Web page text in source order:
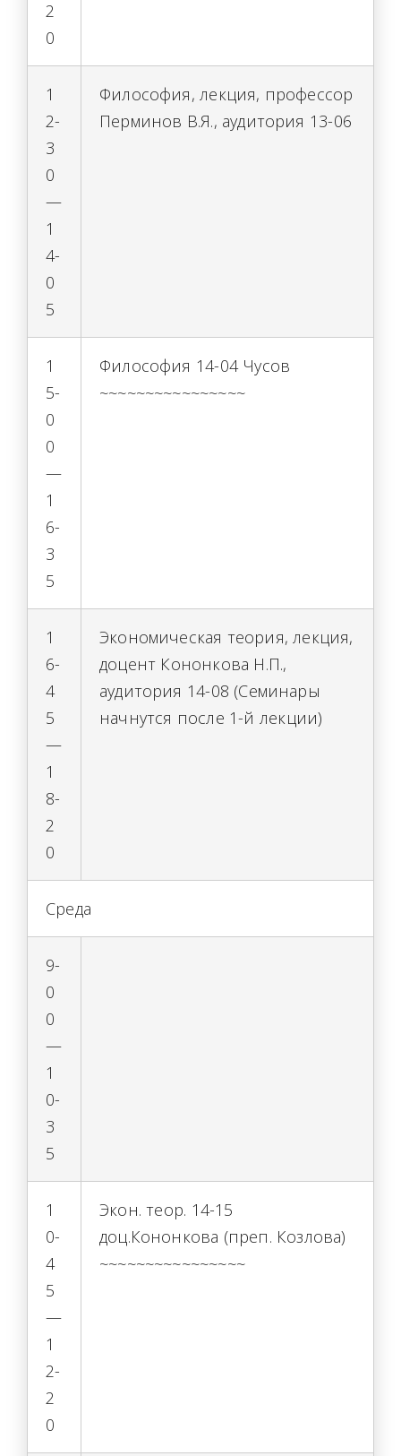
2
0
1
2-
3
0
—
1
4-
0
5
Философия, лекция, профессор
Перминов В.Я., аудитория 13-06
1
5-
0
0
—
1
6-
3
5
Философия 14-04 Чусов
~~~~~~~~~~~~~~~~
1
6-
4
5
—
1
8-
2
0
Экономическая теория, лекция,
доцент Кононкова Н.П.,
аудитория 14-08 (Семинары
начнутся после 1-й лекции)
Среда
9-
0
0
—
1
0-
3
5
1
0-
4
5
—
1
2-
2
0
Экон. теор. 14-15
доц.Кононкова (преп. Козлова)
~~~~~~~~~~~~~~~~